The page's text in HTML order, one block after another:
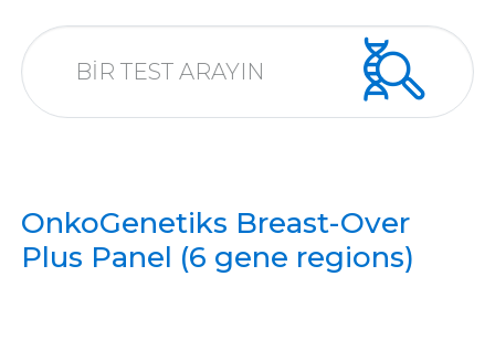
OnkoGenetiks Breast-Over
Plus Panel (6 gene regions)